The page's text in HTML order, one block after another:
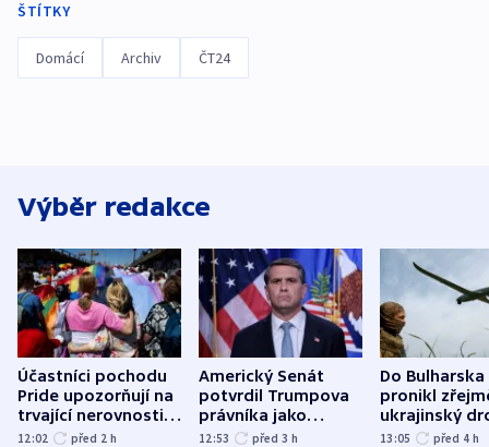
ŠTÍTKY
Domácí Archiv ČT24
Výběr redakce
Účastníci pochodu
Pride upozorňují na
trvající nerovnosti i
společenskou
12:02 před 2 h
Americký Senát
potvrdil Trumpova
právníka jako
ministra
12:53 před 3 h
Do Bulharska
pronikl
ukrajinský
explodoval
13:05 před 4 h